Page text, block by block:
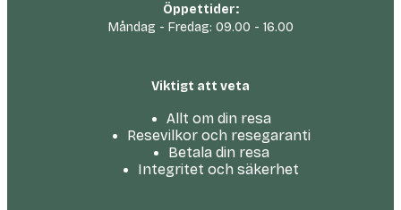
Öppettider:
Måndag - Fredag: 09.00 - 16.00
Viktigt att veta
Allt om din resa
Resevilkor och resegaranti
Betala din resa
Integritet och säkerhet